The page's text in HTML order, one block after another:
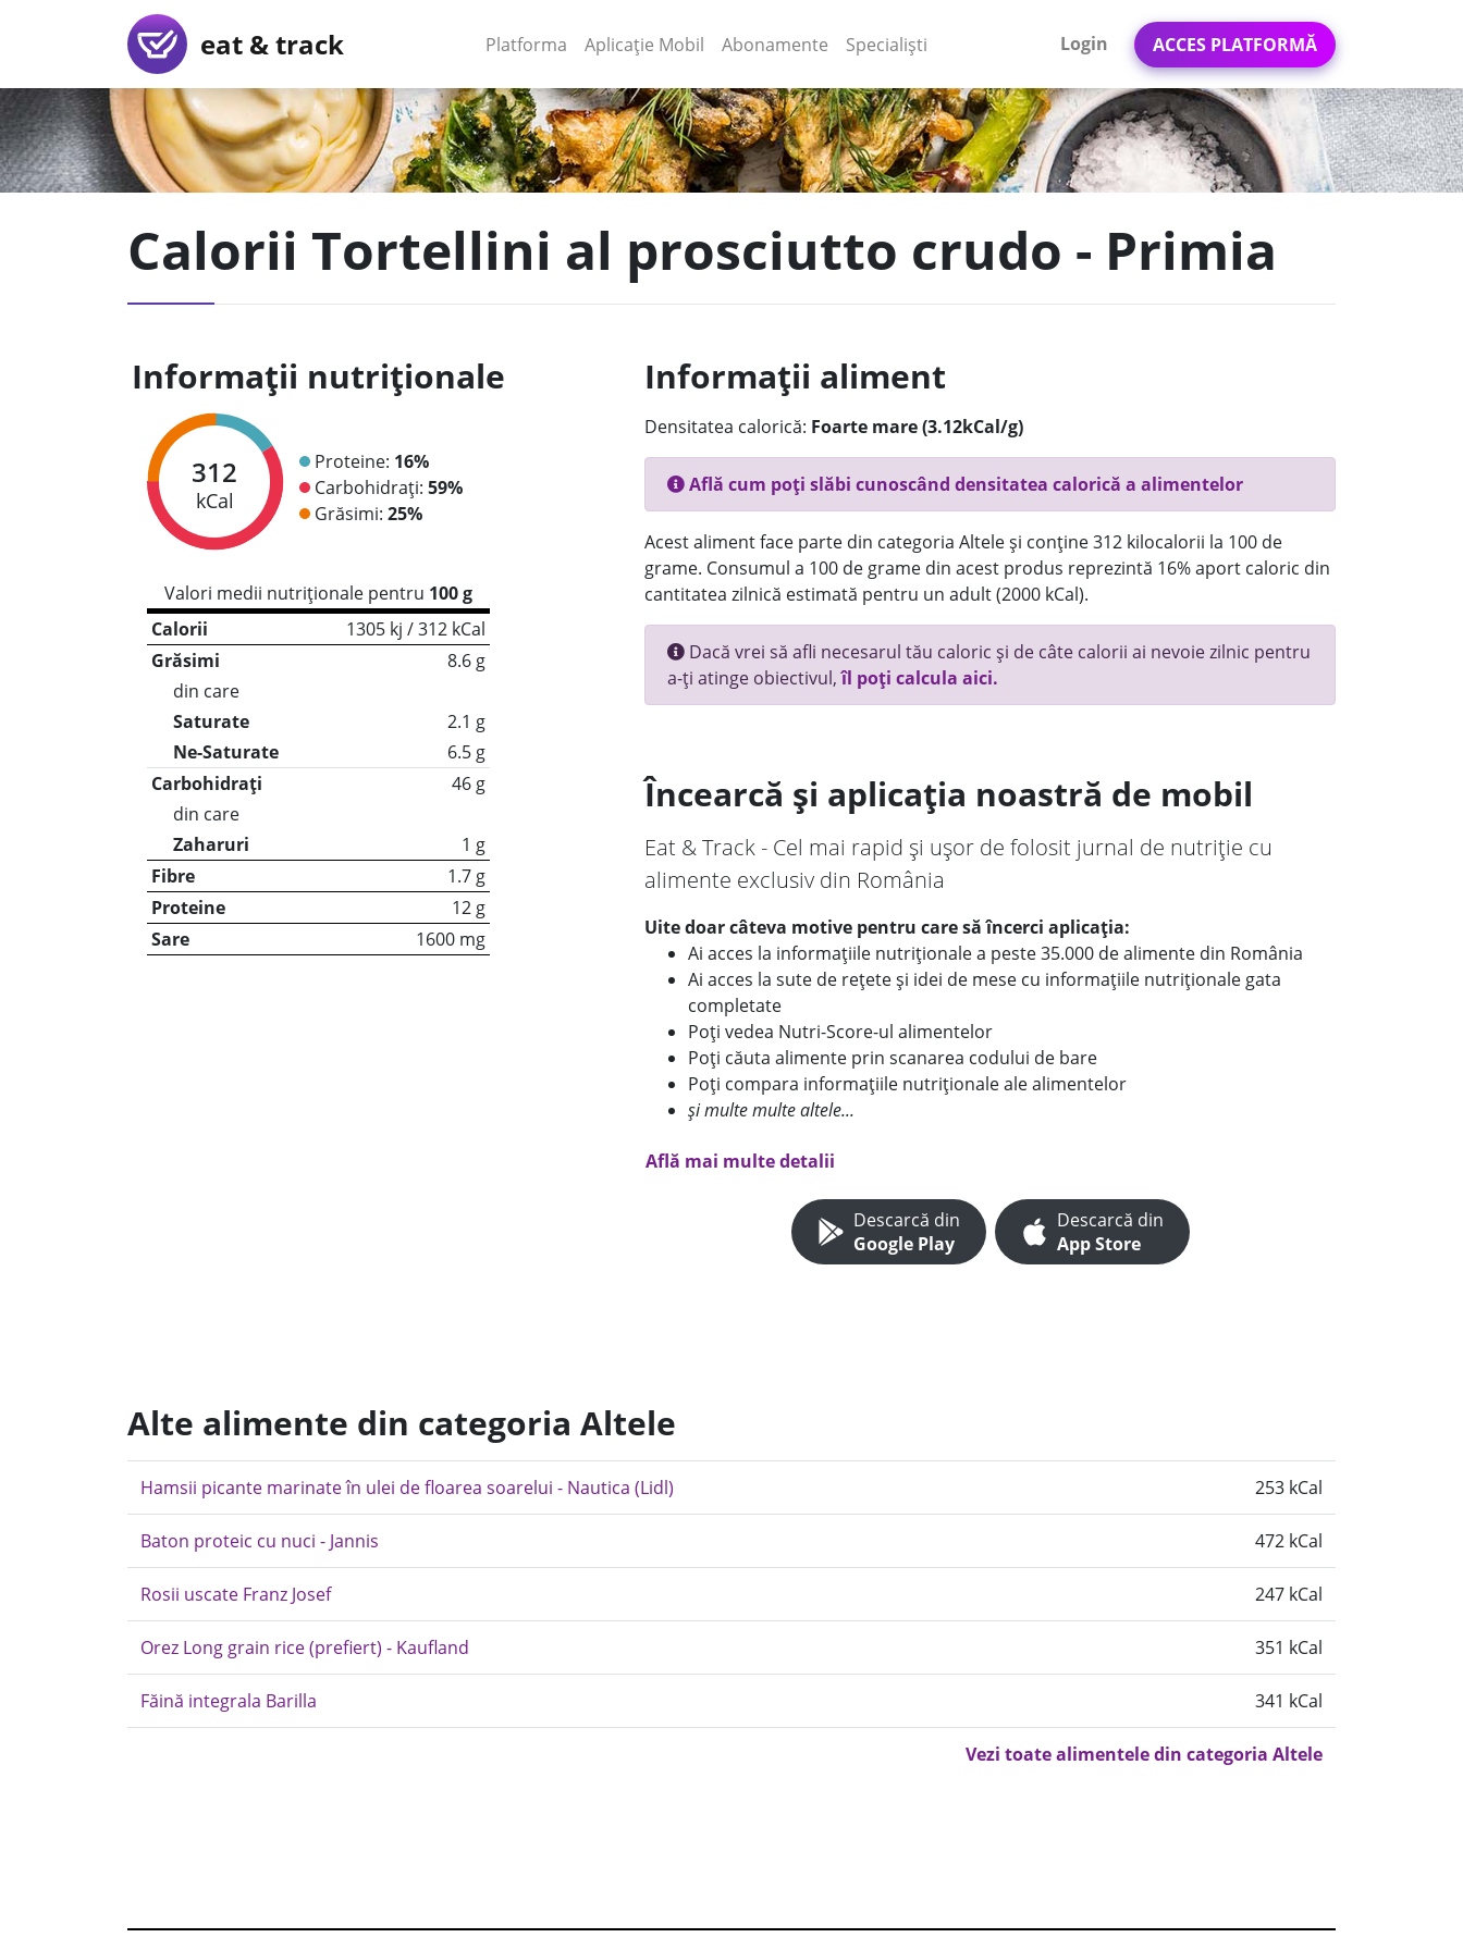
eat & track Platforma (current)
Aplicație Mobil (current)
Abonamente Specialiști Login ACCES PLATFORMĂ
Calorii Tortellini al prosciutto crudo - Primia
Informații nutriționale
312
kCal
Proteine: 16%
Carbohidrați: 59%
Grăsimi: 25%
Valori medii nutriționale pentru 100 g
Calorii
1305 kj / 312 kCal
Grăsimi
8.6 g
din care
Saturate
2.1 g
Ne-Saturate
6.5 g
Carbohidrați
46 g
din care
Zaharuri
1 g
Fibre
1.7 g
Proteine
12 g
Sare
1600 mg
Informații aliment
Densitatea calorică: Foarte mare (3.12kCal/g)
Află cum poți slăbi cunoscând densitatea calorică a alimentelor
Acest aliment face parte din categoria Altele și conține 312 kilocalorii la 100 de
grame. Consumul a 100 de grame din acest produs reprezintă 16% aport caloric din
cantitatea zilnică estimată pentru un adult (2000 kCal).
Dacă vrei să afli necesarul tău caloric și de câte calorii ai nevoie zilnic pentru
a-ți atinge obiectivul,îl poți calcula aici.
Încearcă și aplicația noastră de mobil
Eat & Track - Cel mai rapid și ușor de folosit jurnal de nutriție cu
alimente exclusiv din România
Uite doar câteva motive pentru care să încerci aplicația:
Ai acces la informațiile nutriționale a peste 35.000 de alimente din România
Ai acces la sute de rețete și idei de mese cu informațiile nutriționale gata
completate
Poți vedea Nutri-Score-ul alimentelor
Poți căuta alimente prin scanarea codului de bare
Poți compara informațiile nutriționale ale alimentelor
și multe multe altele...
Află mai multe detalii
Descarcă din
Google Play
Descarcă din
App Store
Alte alimente din categoria Altele
Hamsii picante marinate în ulei de floarea soarelui - Nautica (Lidl) 253 kCal
Baton proteic cu nuci - Jannis 472 kCal
Rosii uscate Franz Josef 247 kCal
Orez Long grain rice (prefiert) - Kaufland 351 kCal
Făină integrala Barilla 341 kCal
Vezi toate alimentele din categoria Altele